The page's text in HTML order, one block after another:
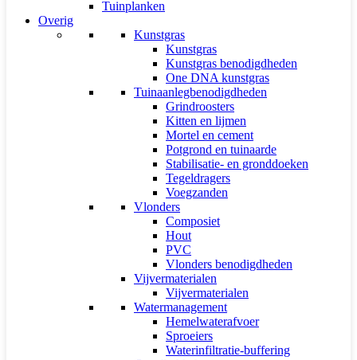
Tuinplanken
Overig
Kunstgras
Kunstgras
Kunstgras benodigdheden
One DNA kunstgras
Tuinaanlegbenodigdheden
Grindroosters
Kitten en lijmen
Mortel en cement
Potgrond en tuinaarde
Stabilisatie- en gronddoeken
Tegeldragers
Voegzanden
Vlonders
Composiet
Hout
PVC
Vlonders benodigdheden
Vijvermaterialen
Vijvermaterialen
Watermanagement
Hemelwaterafvoer
Sproeiers
Waterinfiltratie-buffering